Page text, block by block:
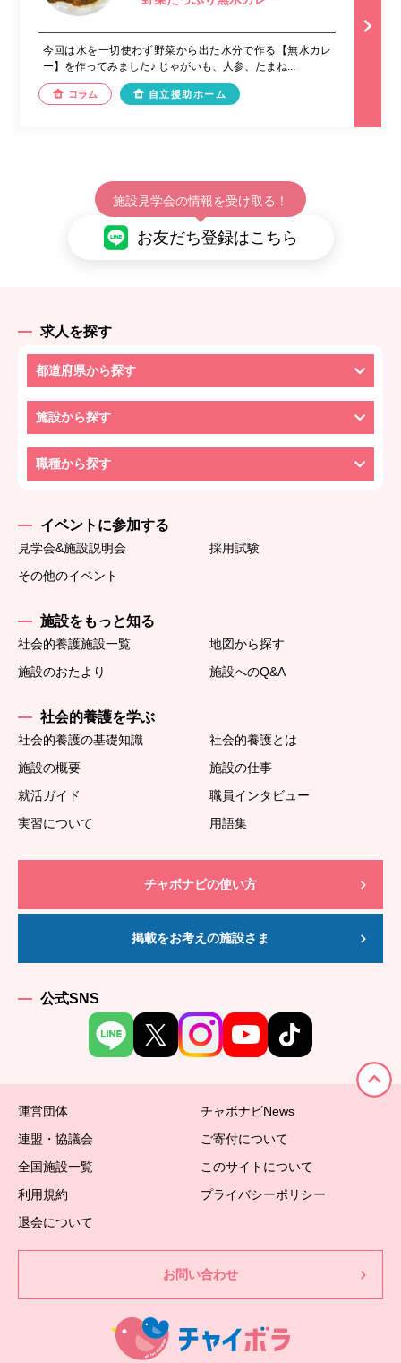
今回は水を一切使わず野菜から出た水分で作る【無水カレ
ー】を作ってみました♪ じゃがいも、人参、たまね...
コラム 自立援助ホーム
施設見学会の情報を受け取る！
お友だち登録はこちら
求人を探す
都道府県から探す
施設から探す
職種から探す
イベントに参加する
見学会&施設説明会
採用試験
その他のイベント
施設をもっと知る
社会的養護施設一覧
地図から探す
施設のおたより
施設へのQ&A
社会的養護を学ぶ
社会的養護の基礎知識
社会的養護とは
施設の概要
施設の仕事
就活ガイド
職員インタビュー
実習について
用語集
チャボナビの使い方
掲載をお考えの施設さま
公式SNS
運営団体
チャボナビNews
連盟・協議会
ご寄付について
全国施設一覧
このサイトについて
利用規約
プライバシーポリシー
退会について
お問い合わせ